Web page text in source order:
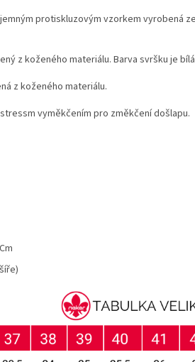
protiskluzovým vzorkem vyrobená
z koženého materiálu. Barva svršku je
z koženého materiálu.
vyměkčením pro změkčení došlapu.